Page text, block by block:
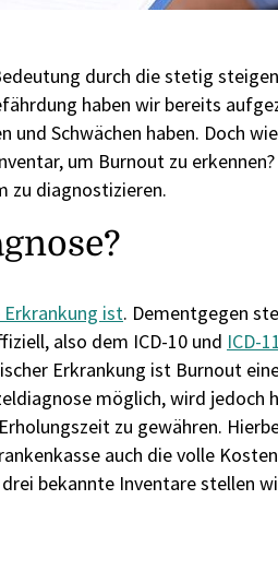
durch die stetig
haben wir bereits
Schwächen haben. Doch
um Burnout zu
zu diagnostizieren.
Erkrankung ist. Dementgegen
also dem ICD-10 und ICD-
Erkrankung ist Burnout
möglich, wird jedoch
zu gewähren.
auch die volle
bekannte Inventare stellen